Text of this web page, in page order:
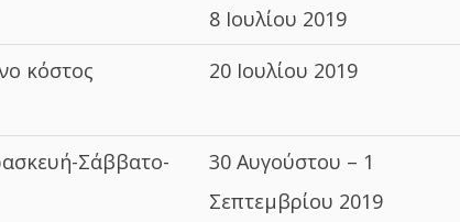
8 Ιουλίου 2019
κόστος
20 Ιουλίου 2019
Σάββατο-
30 Αυγούστου – 1
Σεπτεμβρίου 2019